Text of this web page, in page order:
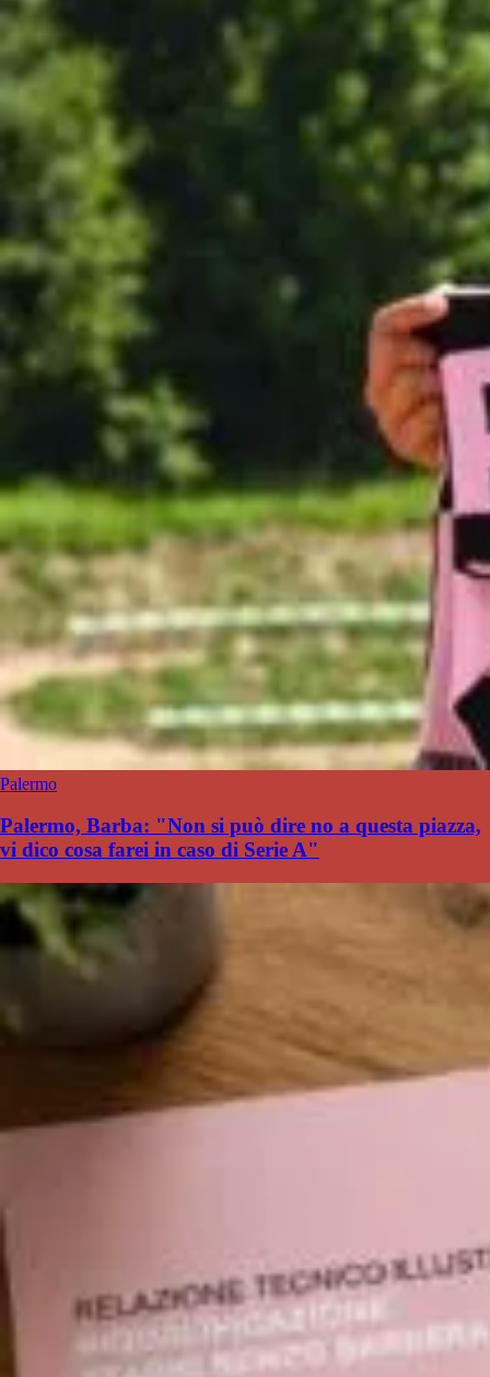
Palermo
Palermo, Barba: "Non si può dire no a questa piazza,
vi dico cosa farei in caso di Serie A"